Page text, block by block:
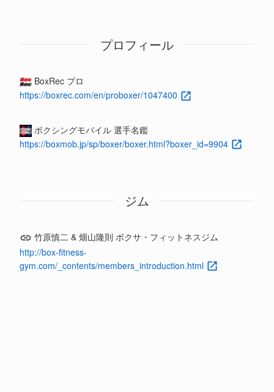
プロフィール
BoxRec プロ
https://boxrec.com/en/proboxer/1047400
ボクシングモバイル 選手名鑑
https://boxmob.jp/sp/boxer/boxer.html?boxer_id=9904
ジム
竹原慎二 & 畑山隆則 ボクサ・フィットネスジム
http://box-fitness-
gym.com/_contents/members_introduction.html